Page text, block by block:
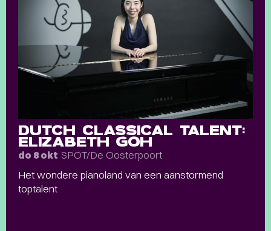
DUTCH CLASSICAL TALENT:
ELIZABETH GOH
do 8 okt SPOT/De Oosterpoort
Het wondere pianoland van een aanstormend
toptalent